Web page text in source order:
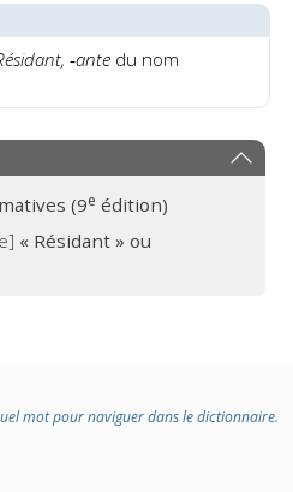
‑antedu nom
(9e édition)
« Résidant » ou
mot pour naviguer dans le dictionnaire.